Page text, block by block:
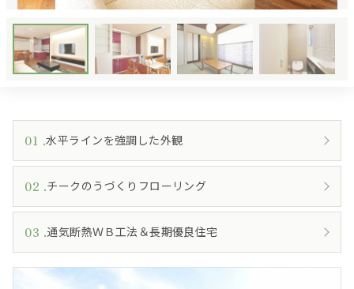
土地をお探しの方へ Instagram
01 水平ラインを強調した外観
02 チークのうづくりフローリング
03 通気断熱ＷＢ工法＆長期優良住宅